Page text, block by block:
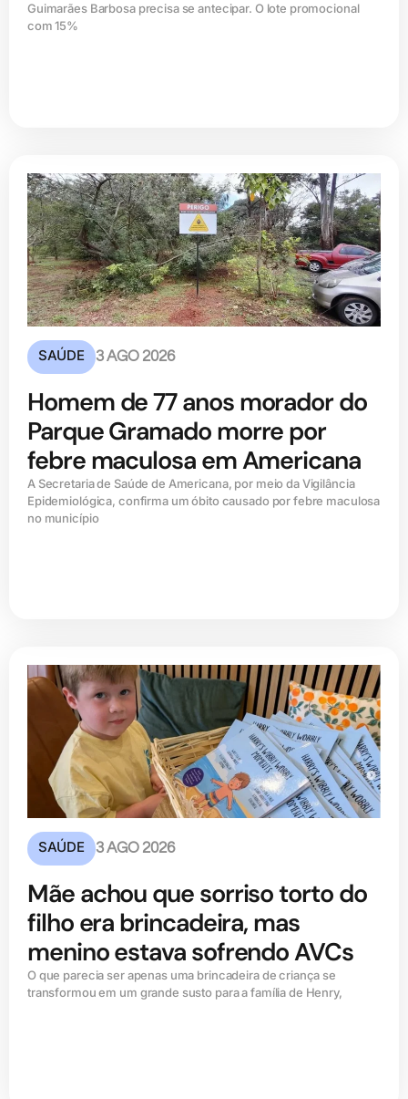
Guimarães Barbosa precisa se antecipar. O lote promocional
com 15%
SAÚDE 3 AGO 2026
Homem de 77 anos morador do
Parque Gramado morre por
febre maculosa em Americana
A Secretaria de Saúde de Americana, por meio da Vigilância
Epidemiológica, confirma um óbito causado por febre maculosa
no município
SAÚDE 3 AGO 2026
Mãe achou que sorriso torto do
filho era brincadeira, mas
menino estava sofrendo AVCs
O que parecia ser apenas uma brincadeira de criança se
transformou em um grande susto para a família de Henry,